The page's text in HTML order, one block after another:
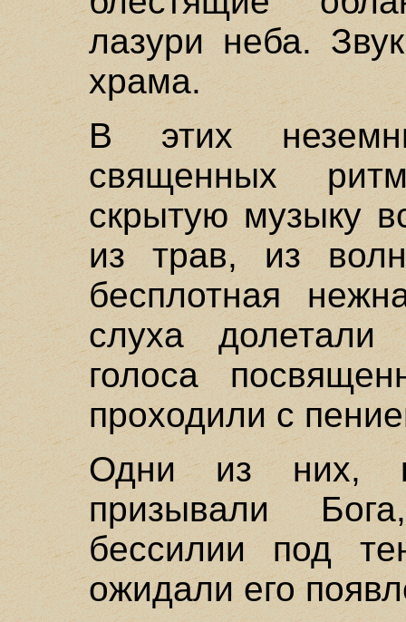
лазури неба.
храма.
В этих
священных
скрытую музыку
из трав, из
бесплотная
слуха долетали
голоса
проходили с
Одни из них,
призывали
бессилии под
ожидали его